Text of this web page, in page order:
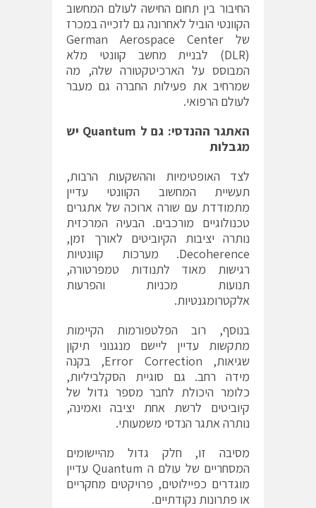
החיבור בין תחום החישה לעולם המחשוב
הקוונטי הוביל לאחרונה גם לזכייה במכרז
של German Aerospace Center
(DLR) לבניית מחשב קוונטי מלא
המבוסס על הארכיטקטורה שלה, מה
שמרחיב את פעילות החברה גם מעבר
לעולם הרפואי.
האתגר ההנדסי: גם ל Quantum יש
מגבלות
לצד האופטימיות וההשקעות הרבות,
תעשיית המחשוב הקוונטי עדיין
מתמודדת עם שורה ארוכה של אתגרים
טכנולוגיים מורכבים. הבעיה המרכזית
נותרה יציבות הקיוביטים לאורך זמן,
Decoherence. מערכות קוונטיות
רגישות מאוד לתנודות טמפרטורה,
תנועות מכניות והפרעות
אלקטרומגנטיות.
בנוסף, רוב הפלטפורמות הקיימות
מתקשות עדיין ליישם מנגנוני תיקון
שגיאות, Error Correction, בקנה
מידה רחב. גם סוגיית הסקלביליות,
כלומר היכולת לחבר מספר גדול של
קיוביטים לרשת אחת יציבה ואמינה,
נותרה אתגר הנדסי משמעותי.
מסיבה זו, חלק גדול מהיישומים
המסחריים של עולם ה Quantum עדיין
מוגדרים כפיילוטים, פרויקטים מחקריים
או פתרונות נקודתיים.